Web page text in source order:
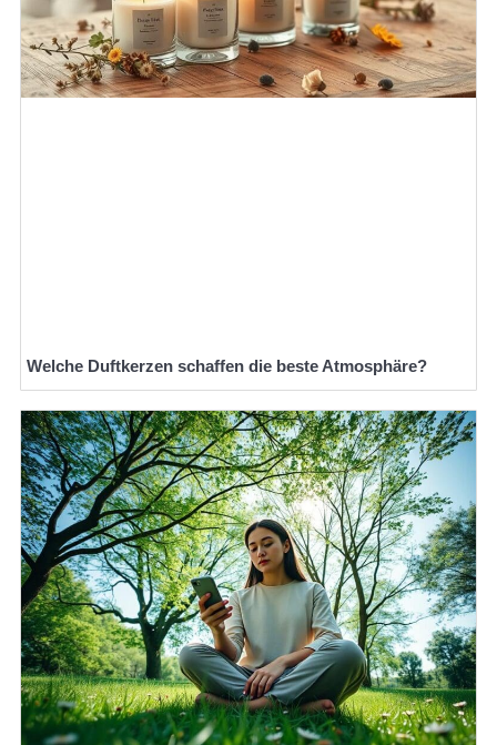
Welche Duftkerzen schaffen die beste Atmosphäre?